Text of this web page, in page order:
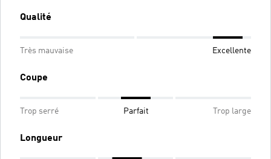
Qualité
Très mauvaise Excellente
Coupe
Trop serré Parfait Trop large
Longueur